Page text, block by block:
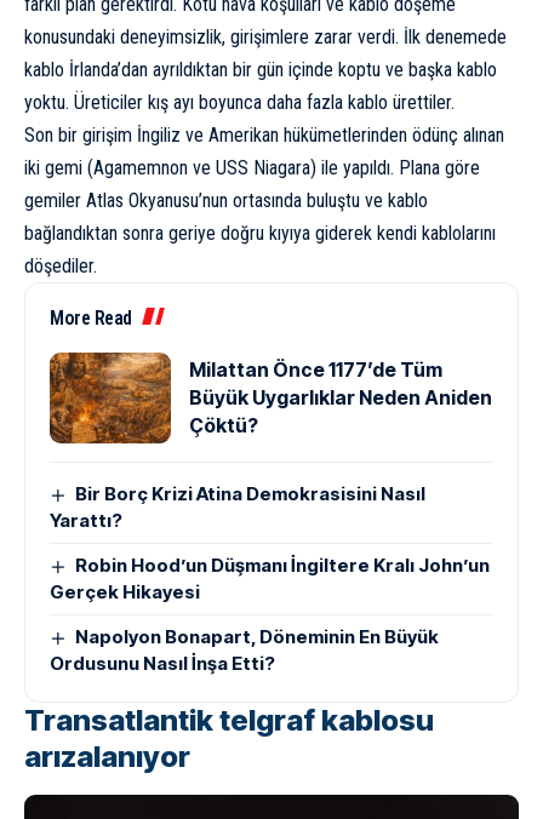
farklı plan gerektirdi. Kötü hava koşulları ve kablo döşeme
konusundaki deneyimsizlik, girişimlere zarar verdi. İlk denemede
kablo İrlanda’dan ayrıldıktan bir gün içinde koptu ve başka kablo
yoktu. Üreticiler kış ayı boyunca daha fazla kablo ürettiler.
Son bir girişim İngiliz ve Amerikan hükümetlerinden ödünç alınan
iki gemi (Agamemnon ve USS Niagara) ile yapıldı. Plana göre
gemiler Atlas Okyanusu’nun ortasında buluştu ve kablo
bağlandıktan sonra geriye doğru kıyıya giderek kendi kablolarını
döşediler.
More Read
Milattan Önce 1177’de Tüm
Büyük Uygarlıklar Neden Aniden
Çöktü?
Bir Borç Krizi Atina Demokrasisini Nasıl
Yarattı?
Robin Hood’un Düşmanı İngiltere Kralı John’un
Gerçek Hikayesi
Napolyon Bonapart, Döneminin En Büyük
Ordusunu Nasıl İnşa Etti?
Transatlantik telgraf kablosu
arızalanıyor